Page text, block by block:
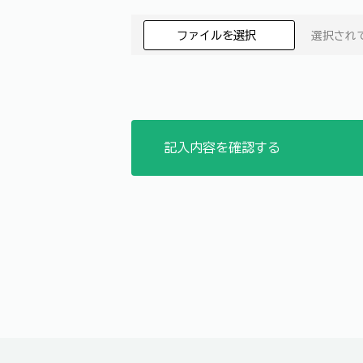
ファイルを選択 選択され